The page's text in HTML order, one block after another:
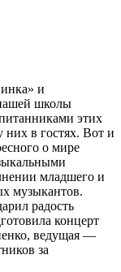
и
школы
этих
в гостях. Вот и
о мире
младшего и
музыкантов.
радость
концерт
ведущая —
за